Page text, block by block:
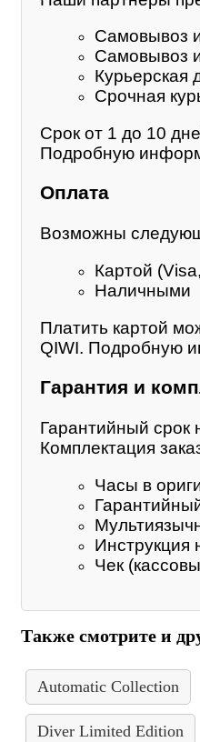
Самовывоз
Самовывоз
Курьерская
Срочная
Срок от 1 до 10
Подробную
Оплата
Возможны
Картой
Наличными
Платить картой
QIWI. Подробную
Гарантия и
Гарантийный срок
Комплектация
Часы в
Инструкция
Чек
Также смотрите и
Automatic Collection
Diver Limited Edition